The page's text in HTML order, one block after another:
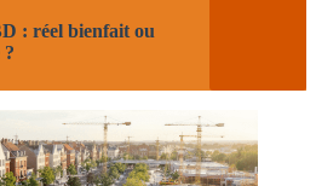
: réel bienfait ou
?